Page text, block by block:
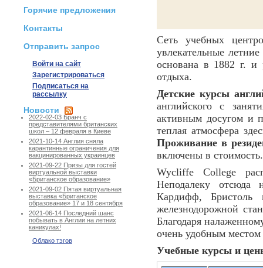
Горячие предложения
Контакты
Отправить запрос
Войти на сайт
Зарегистрироваться
Подписаться на
рассылку
Новости
2022-02-03 Бранч с
представителями британских
школ – 12 февраля в Киеве
2021-10-14 Англия сняла
карантинные ограничения для
вакцинированных украинцев
2021-09-22 Призы для гостей
виртуальной выставки
«Британское образование»
2021-09-02 Пятая виртуальная
выставка «Британское
образование» 17 и 18 сентября
2021-06-14 Последний шанс
побывать в Англии на летних
каникулах!
Облако тэгов
Сеть учебных
увлекательные
основана в 1882 г. и
отдыха.
Детские курсы
английского с
активным досугом и
теплая атмосфера
Проживание в
включены в стоимость.
Wycliffe College
Неподалеку отсюда
Кардифф,
железнодорожной
Благодаря
очень удобным местом
Учебные курсы и